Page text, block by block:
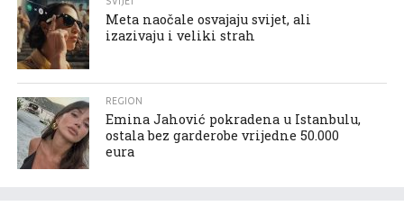
Meta naočale osvajaju svijet, ali
izazivaju i veliki strah
REGION
Emina Jahović pokradena u Istanbulu,
ostala bez garderobe vrijedne 50.000
eura